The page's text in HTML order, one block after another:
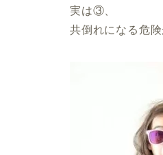
実は③、
共倒れになる危